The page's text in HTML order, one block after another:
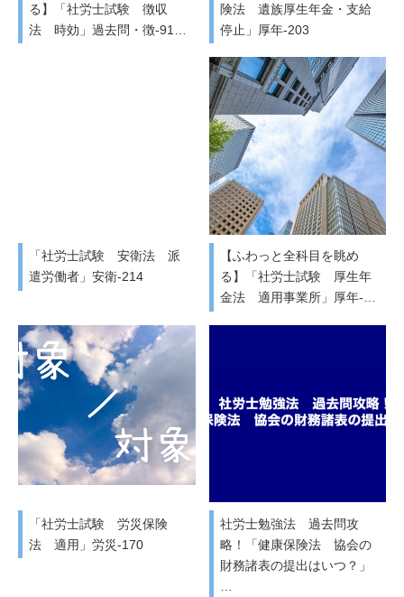
る】「社労士試験 徴収
法 時効」過去問・徴-91…
険法 遺族厚生年金・支給
停止」厚年-203
「社労士試験 安衛法 派
遣労働者」安衛-214
【ふわっと全科目を眺め
る】「社労士試験 厚生年
金法 適用事業所」厚年-…
「社労士試験 労災保険
法 適用」労災-170
社労士勉強法 過去問攻
略！「健康保険法 協会の
財務諸表の提出はいつ？」